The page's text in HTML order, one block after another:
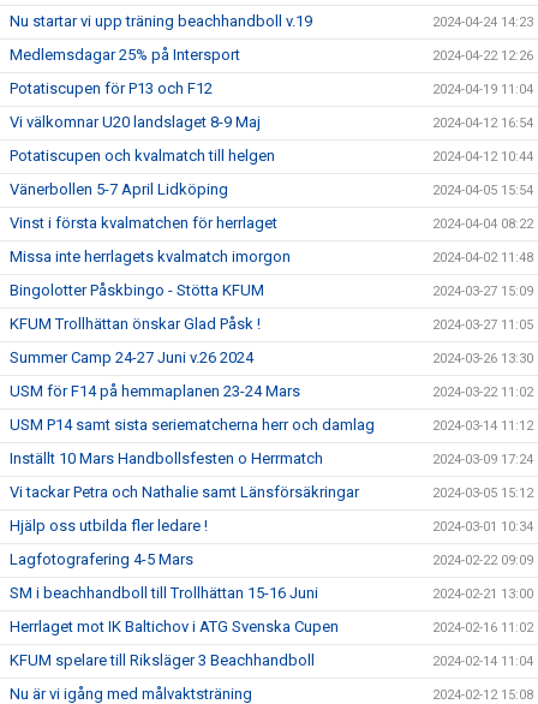
Nu startar vi upp träning beachhandboll v.19 2024-04-24 14:23
Medlemsdagar 25% på Intersport 2024-04-22 12:26
Potatiscupen för P13 och F12 2024-04-19 11:04
Vi välkomnar U20 landslaget 8-9 Maj 2024-04-12 16:54
Potatiscupen och kvalmatch till helgen 2024-04-12 10:44
Vänerbollen 5-7 April Lidköping 2024-04-05 15:54
Vinst i första kvalmatchen för herrlaget 2024-04-04 08:22
Missa inte herrlagets kvalmatch imorgon 2024-04-02 11:48
Bingolotter Påskbingo - Stötta KFUM 2024-03-27 15:09
KFUM Trollhättan önskar Glad Påsk ! 2024-03-27 11:05
Summer Camp 24-27 Juni v.26 2024 2024-03-26 13:30
USM för F14 på hemmaplanen 23-24 Mars 2024-03-22 11:02
USM P14 samt sista seriematcherna herr och damlag 2024-03-14 11:12
Inställt 10 Mars Handbollsfesten o Herrmatch 2024-03-09 17:24
Vi tackar Petra och Nathalie samt Länsförsäkringar 2024-03-05 15:12
Hjälp oss utbilda fler ledare ! 2024-03-01 10:34
Lagfotografering 4-5 Mars 2024-02-22 09:09
SM i beachhandboll till Trollhättan 15-16 Juni 2024-02-21 13:00
Herrlaget mot IK Baltichov i ATG Svenska Cupen 2024-02-16 11:02
KFUM spelare till Riksläger 3 Beachhandboll 2024-02-14 11:04
Nu är vi igång med målvaktsträning 2024-02-12 15:08